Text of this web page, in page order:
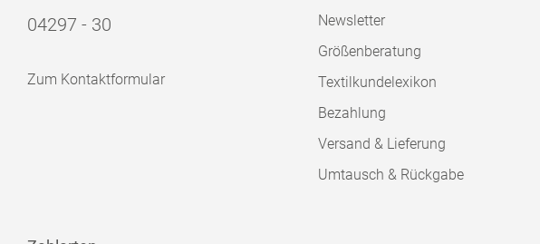
04297 - 30
Zum Kontaktformular
Newsletter
Größenberatung
Textilkundelexikon
Bezahlung
Versand & Lieferung
Umtausch & Rückgabe